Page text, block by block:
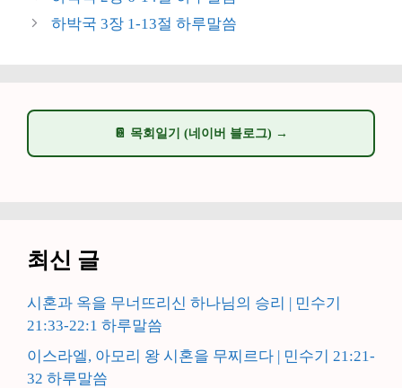
리
하박국 3장 1-13절 하루말씀
📔 목회일기 (네이버 블로그) →
최신 글
시혼과 옥을 무너뜨리신 하나님의 승리 | 민수기
21:33-22:1 하루말씀
이스라엘, 아모리 왕 시혼을 무찌르다 | 민수기 21:21-
32 하루말씀